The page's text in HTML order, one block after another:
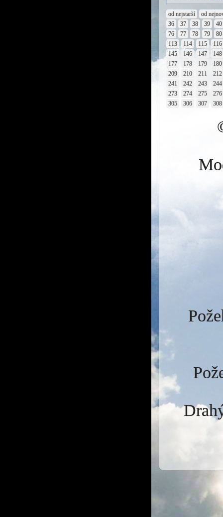
od nejstarší
od
36
37 38 39
40
76
77 78 79
80
113
114 115
116
145
146 147
148
177
178 179
180
209
210 211
212
241
242 243
244
273
274 275
276
305
306 307 308